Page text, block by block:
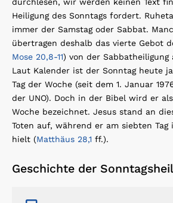
Heiligung des Sonntags fordert.
immer der Samstag oder Sabbat.
übertragen deshalb das vierte Gebot
Mose 20,8-11) von der Sabbatheiligung
Laut Kalender ist der Sonntag heute
Tag der Woche (seit dem 1. Januar
der UNO). Doch in der Bibel wird er
Woche bezeichnet. Jesus stand an
Toten auf, während er am siebten Tag
hielt (Matthäus 28,1 ff.).
Geschichte der